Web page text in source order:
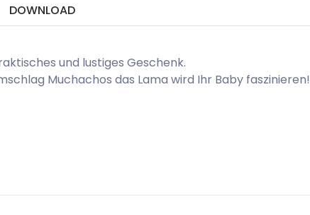
DOWNLOAD
und lustiges Geschenk.
Muchachos das Lama wird Ihr Baby faszinieren!